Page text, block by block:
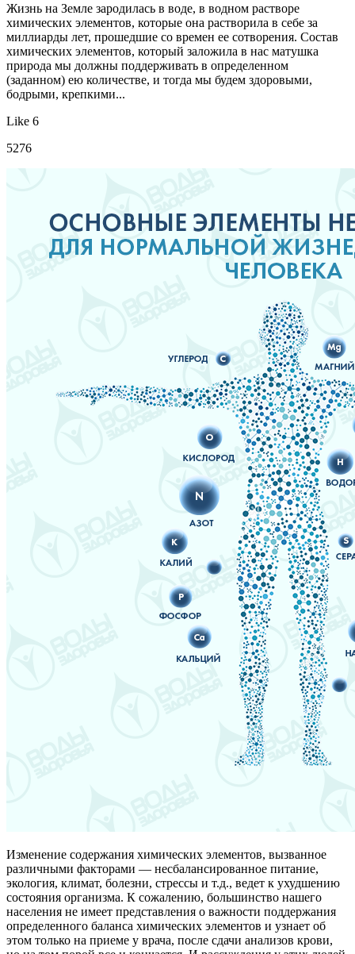
Жизнь на Земле зародилась в воде, в водном растворе
химических элементов, которые она растворила в себе за
миллиарды лет, прошедшие со времен ее сотворения. Состав
химических элементов, который заложила в нас матушка
природа мы должны поддерживать в определенном
(заданном) ею количестве, и тогда мы будем здоровыми,
бодрыми, крепкими...
Like 6
5276
Изменение содержания химических элементов, вызванное
различными факторами — несбалансированное питание,
экология, климат, болезни, стрессы и т.д., ведет к ухудшению
состояния организма. К сожалению, большинство нашего
населения не имеет представления о важности поддержания
определенного баланса химических элементов и узнает об
этом только на приеме у врача, после сдачи анализов крови,